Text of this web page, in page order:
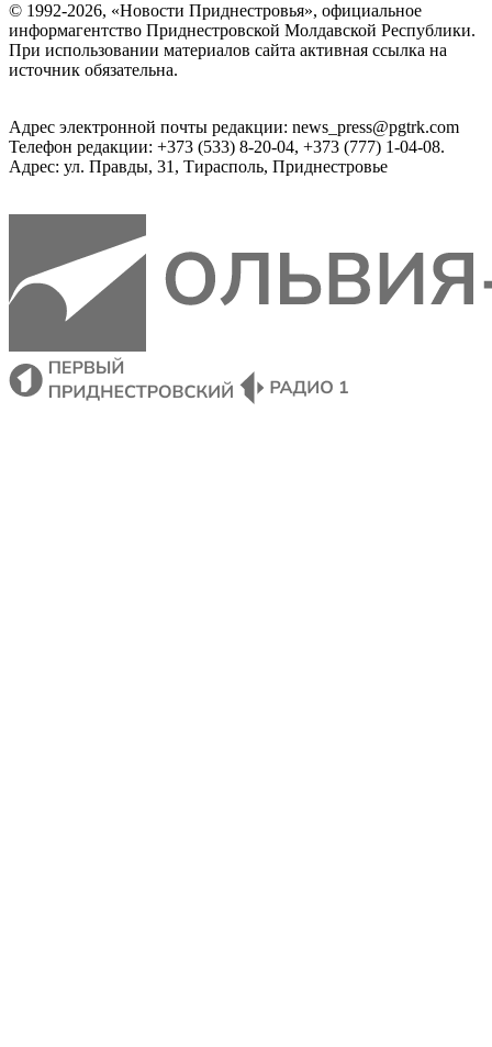
© 1992-2026, «Новости Приднестровья», официальное
информагентство Приднестровской Молдавской Республики.
При использовании материалов сайта активная ссылка на
источник обязательна.
Адрес электронной почты редакции: news_press@pgtrk.com
Телефон редакции: +373 (533) 8-20-04, +373 (777) 1-04-08.
Адрес: ул. Правды, 31, Тирасполь, Приднестровье